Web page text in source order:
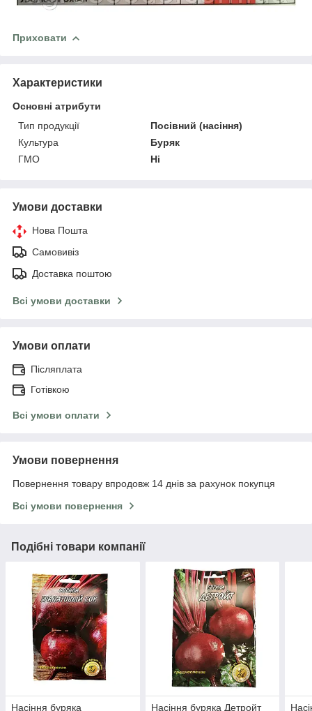
Приховати
Характеристики
Основні атрибути
Тип продукції
Посівний (насіння)
Культура
Буряк
ГМО
Ні
Умови доставки
Нова Пошта
Самовивіз
Доставка поштою
Всі умови доставки
Умови оплати
Післяплата
Готівкою
Всі умови оплати
Умови повернення
Повернення товару впродовж 14 днів за рахунок покупця
Всі умови повернення
Подібні товари компанії
Насіння буряка
Насіння буряка Детройт